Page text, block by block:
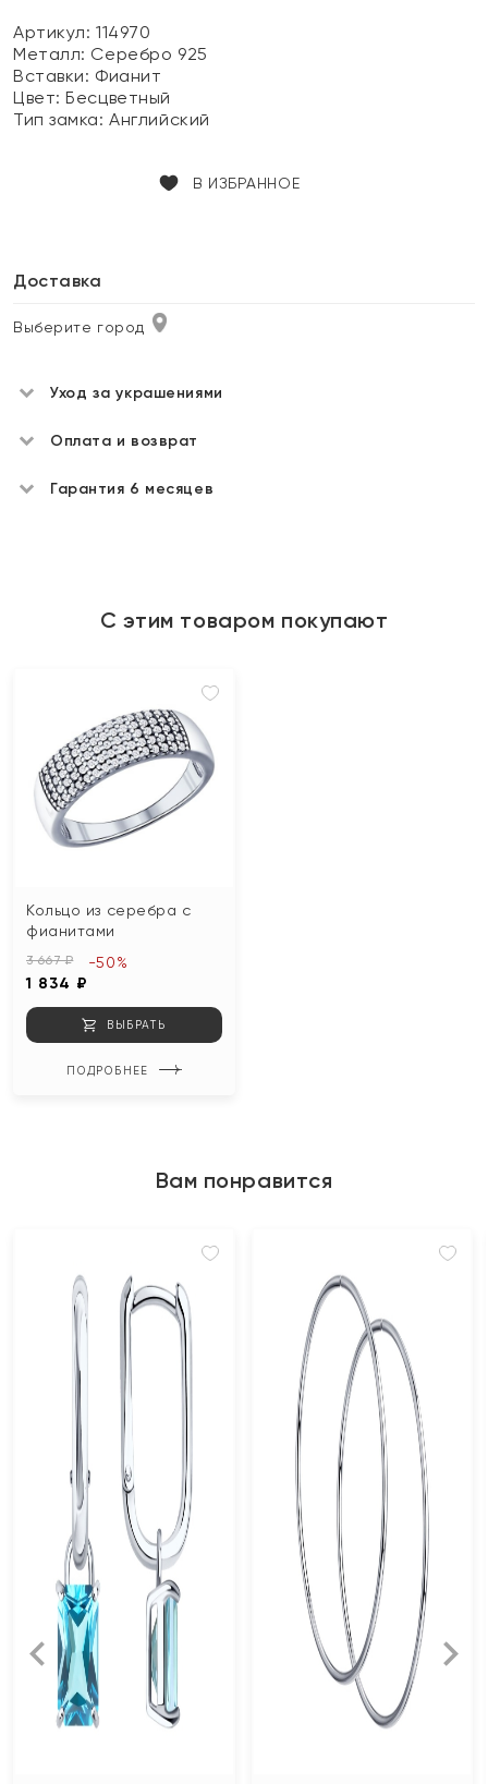
Артикул: 114970
Металл: Серебро 925
Вставки: Фианит
Цвет:Бесцветный
Тип замка:Английский
В ИЗБРАННОЕ
Доставка
Выберите город
Уход за украшениями
Оплата и возврат
Гарантия 6 месяцев
С этим товаром покупают
Кольцо из серебра с
фианитами
3 667 ₽
1 834 ₽
-50%
ВЫБРАТЬ
ПОДРОБНЕЕ
Вам понравится